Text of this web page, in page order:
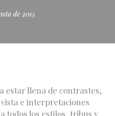
de 2015
estar llena de contrastes,
e interpretaciones
todos los estilos, tribus y